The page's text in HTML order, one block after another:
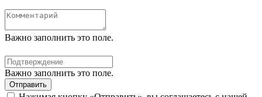
Важно заполнить это поле.
Важно заполнить это поле.
Отправить